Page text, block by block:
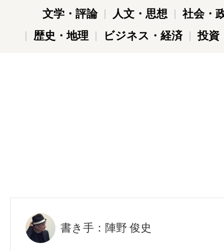
文学・評論 人文・思想
社会・
歴史・地理
ビジネス・経済 投資
書き手：陣野 俊史